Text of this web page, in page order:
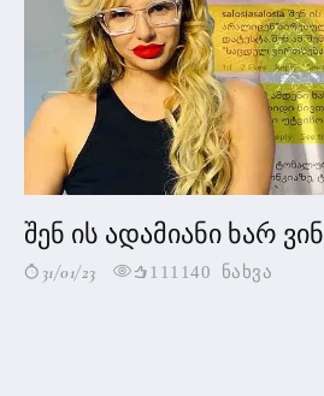
შენ ის ადამიანი ხარ
31/01/23 111140 ნახვა